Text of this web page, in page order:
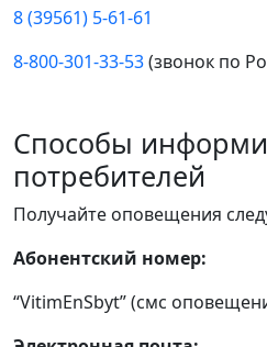
8 (39561) 5-61-61
8-800-301-33-53(звонок по
Способы
потребителей
Получайте оповещения
Абонентский номер:
“VitimEnSbyt” (смс